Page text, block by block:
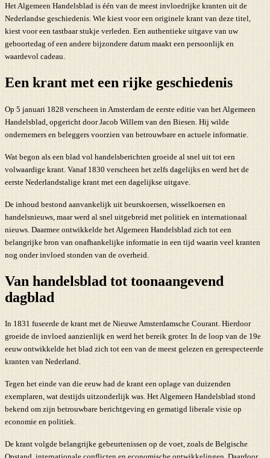
Het Algemeen Handelsblad is één van de meest invloedrijke kranten uit de
Nederlandse geschiedenis. Wie kiest voor een originele krant van deze titel,
kiest voor een tastbaar stukje verleden. Een authentieke uitgave van uw
geboortedag of een andere bijzondere datum maakt een persoonlijk en
waardevol cadeau.
Een krant met een rijke geschiedenis
Op 5 januari 1828 verscheen in Amsterdam de eerste editie van het Algemeen
Handelsblad, opgericht door Jacob Willem van den Biesen. Hij wilde
ondernemers en beleggers voorzien van betrouwbare en actuele informatie.
Wat begon als een blad vol handelsberichten groeide al snel uit tot een
volwaardige krant. Vanaf 1830 verscheen het zelfs dagelijks en werd het de
eerste Nederlandstalige krant met een dagelijkse uitgave.
De inhoud bestond aanvankelijk uit beurskoersen, wisselkoersen en
handelsnieuws, maar werd al snel uitgebreid met politiek en internationaal
nieuws. Daarmee ontwikkelde het Algemeen Handelsblad zich tot een
belangrijke bron van onafhankelijke informatie in een tijd waarin veel kranten
nog onder invloed stonden van de overheid.
Van handelsblad tot toonaangevend
dagblad
In 1831 fuseerde de krant met de Nieuwe Amsterdamsche Courant. Hierdoor
groeide de invloed aanzienlijk en werd het bereik groter. In de loop van de 19e
eeuw ontwikkelde het blad zich tot een van de meest gelezen en gerespecteerde
kranten van Nederland.
Tegen het einde van die eeuw had de krant een oplage van duizenden
exemplaren, wat destijds uitzonderlijk was. Het Algemeen Handelsblad stond
bekend om zijn betrouwbare berichtgeving en gematigd liberale visie op
economie en politiek.
De krant volgde belangrijke gebeurtenissen op de voet, zoals de Belgische